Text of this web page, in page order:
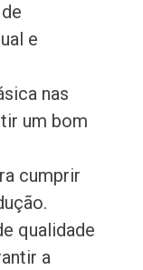
e
nas
um bom
cumprir
qualidade
a